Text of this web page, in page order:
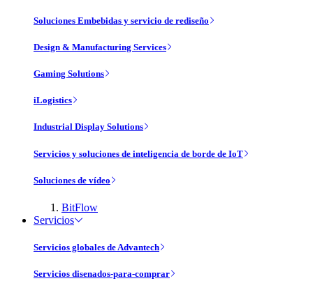
Soluciones Embebidas y servicio de rediseño
Design & Manufacturing Services
Gaming Solutions
iLogistics
Industrial Display Solutions
Servicios y soluciones de inteligencia de borde de IoT
Soluciones de vídeo
BitFlow
Servicios
Servicios globales de Advantech
Servicios disenados-para-comprar